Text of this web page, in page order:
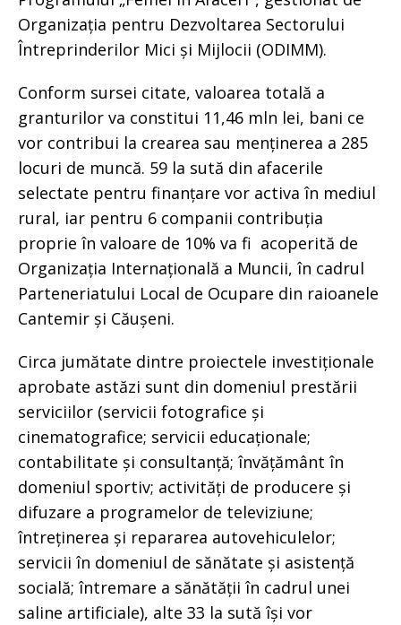
Organizația pentru Dezvoltarea Sectorului
Întreprinderilor Mici și Mijlocii (ODIMM).
Conform sursei citate, valoarea totală a
granturilor va constitui 11,46 mln lei, bani ce
vor contribui la crearea sau menținerea a 285
locuri de muncă. 59 la sută din afacerile
selectate pentru finanțare vor activa în mediul
rural, iar pentru 6 companii contribuția
proprie în valoare de 10% va fi acoperită de
Organizația Internațională a Muncii, în cadrul
Parteneriatului Local de Ocupare din raioanele
Cantemir și Căușeni.
Circa jumătate dintre proiectele investiționale
aprobate astăzi sunt din domeniul prestării
serviciilor (servicii fotografice și
cinematografice; servicii educaționale;
contabilitate și consultanță; învățământ în
domeniul sportiv; activități de producere și
difuzare a programelor de televiziune;
întreținerea și repararea autovehiculelor;
servicii în domeniul de sănătate și asistență
socială; întremare a sănătății în cadrul unei
saline artificiale), alte 33 la sută își vor